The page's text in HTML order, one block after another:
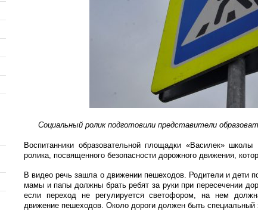
Социальный ролик подготовили представители
Воспитанники образовательной площадки «Василек»
ролика, посвященного безопасности дорожного движения,
В видео речь зашла о движении пешеходов. Родители и дети
мамы и папы должны брать ребят за руки при пересечении
если переход не регулируется светофором, на нем
движение пешеходов. Около дороги должен быть специальный